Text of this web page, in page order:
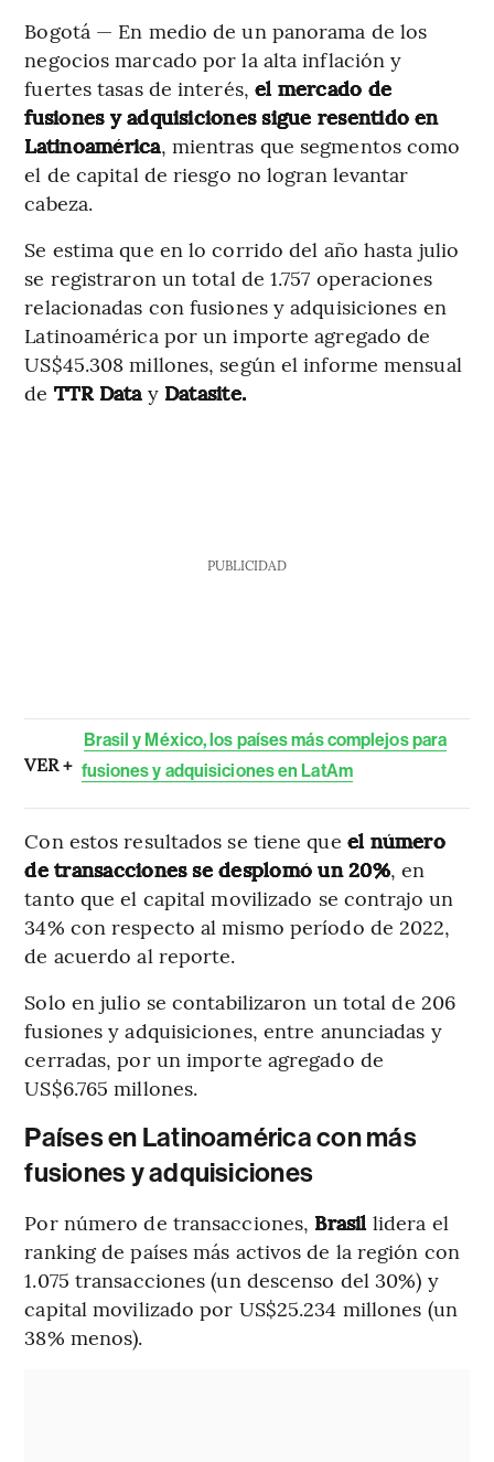
Bogotá — En medio de un panorama de los
negocios marcado por la alta inflación y
fuertes tasas de interés, el mercado de
fusiones y adquisiciones sigue resentido en
Latinoamérica, mientras que segmentos como
el de capital de riesgo no logran levantar
cabeza.
Se estima que en lo corrido del año hasta julio
se registraron un total de 1.757 operaciones
relacionadas con fusiones y adquisiciones en
Latinoamérica por un importe agregado de
US$45.308 millones, según el informe mensual
de TTR Datay Datasite.
PUBLICIDAD
VER +
Brasil y México, los países más complejos para
fusiones y adquisiciones en LatAm
Con estos resultados se tiene que el número
de transacciones se desplomó un 20%, en
tanto que el capital movilizado se contrajo un
34% con respecto al mismo período de 2022,
de acuerdo al reporte.
Solo en julio se contabilizaron un total de 206
fusiones y adquisiciones, entre anunciadas y
cerradas, por un importe agregado de
US$6.765 millones.
Países en Latinoamérica con más
fusiones y adquisiciones
Por número de transacciones, Brasil lidera el
ranking de países más activos de la región con
1.075 transacciones (un descenso del 30%) y
capital movilizado por US$25.234 millones (un
38% menos).